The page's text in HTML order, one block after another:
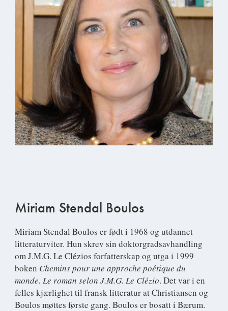
Miriam Stendal Boulos
Miriam Stendal Boulos er født i 1968 og utdannet
litteraturviter. Hun skrev sin doktorgradsavhandling
om J.M.G. Le Clézios forfatterskap og utga i 1999
boken Chemins pour une approche poétique du
monde. Le roman selon J.M.G. Le Clézio. Det var i en
felles kjærlighet til fransk litteratur at Christiansen og
Boulos møttes første gang. Boulos er bosatt i Bærum.